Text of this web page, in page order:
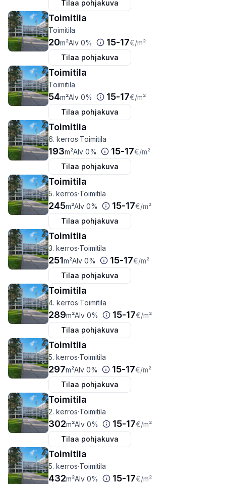
Tilaa pohjakuva
Toimitila
Toimitila
20m²Alv 0% 15-17€/m²
Tilaa pohjakuva
Toimitila
Toimitila
54m²Alv 0% 15-17€/m²
Tilaa pohjakuva
Toimitila
6. kerros·Toimitila
193m²Alv 0% 15-17€/m²
Tilaa pohjakuva
Toimitila
5. kerros·Toimitila
245m²Alv 0% 15-17€/m²
Tilaa pohjakuva
Toimitila
3. kerros·Toimitila
251m²Alv 0% 15-17€/m²
Tilaa pohjakuva
Toimitila
4. kerros·Toimitila
289m²Alv 0% 15-17€/m²
Tilaa pohjakuva
Toimitila
5. kerros·Toimitila
297m²Alv 0% 15-17€/m²
Tilaa pohjakuva
Toimitila
2. kerros·Toimitila
302m²Alv 0% 15-17€/m²
Tilaa pohjakuva
Toimitila
5. kerros·Toimitila
432m²Alv 0% 15-17€/m²